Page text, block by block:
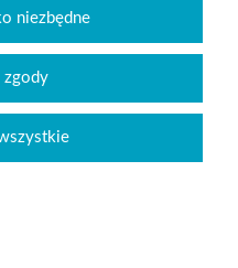
|handlowy@abcwyposazenia.pl
25 | NIP: 6342856894 | REGON:
niezbędne
zgody